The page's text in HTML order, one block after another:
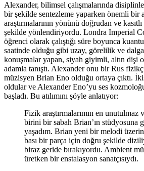
Alexander, bilimsel çalışmalarında
bir şekilde sentezleme yaparken önemli bir
araştırmalarının yönünü doğrudan ve
şekilde yönlendiriyordu. Londra Imperial
öğrenci olarak çalıştığı süre boyunca
saatinde olduğu gibi uzay, görelilik ve
konuşmalar yapan, siyah giyimli, altın dişi
adamla tanıştı. Alexander onu bir Rus
müzisyen Brian Eno olduğu ortaya çıktı.
oldular ve Alexander Eno’yu ses
başladı. Bu atılımını şöyle anlatıyor:
Fizik araştırmalarımın en unutulmaz
birini bir sabah Brian’ın stüdyosuna
yaşadım. Brian yeni bir melodi
bası bir parça için doğru şekilde
biraz geride bırakıyordu. Ambient
üretken bir enstalasyon sanatçısıydı.